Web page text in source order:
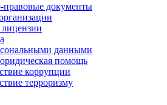
документы
лицензии
данными
помощь
коррупции
терроризму